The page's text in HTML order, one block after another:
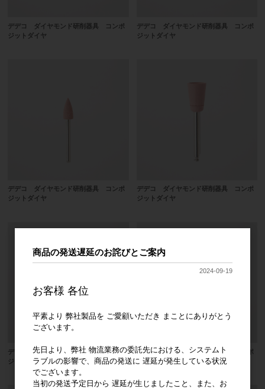
デデコ ダイヤモンド研削器具 コンポ
ジットダイヤ
デデコ ダイヤモンド研削器具 コンポ
ジットダイヤ
デデコ ダイヤモンド研削器具 コンポ
ジットダイヤ
デデコ ダイヤモンド研削器具 コンポ
ジットダイヤ
デデコ ダイヤモンド研削器具 コンポ
ジットダイヤ
デデコ ダイヤモンド研削器具 コンポ
ジットダイヤ
商品の発送遅延のお詫びとご案内
2024-09-19
お客様 各位
平素より 弊社製品を ご愛顧いただき まことにありがとう
ございます。
先日より、弊社 物流業務の委託先における、システムト
ラブルの影響で、商品の発送に 遅延が発生している状況
でございます。
当初の発送予定日から 遅延が生じましたこと、また、お